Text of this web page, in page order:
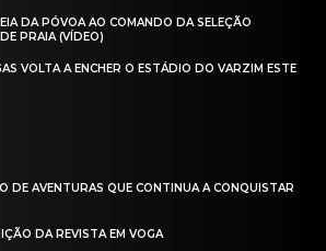
DA PÓVOA AO COMANDO DA SELEÇÃO
PRAIA (VÍDEO)
VOLTA A ENCHER O ESTÁDIO DO VARZIM ESTE
DE AVENTURAS QUE CONTINUA A CONQUISTAR
DA REVISTA EM VOGA